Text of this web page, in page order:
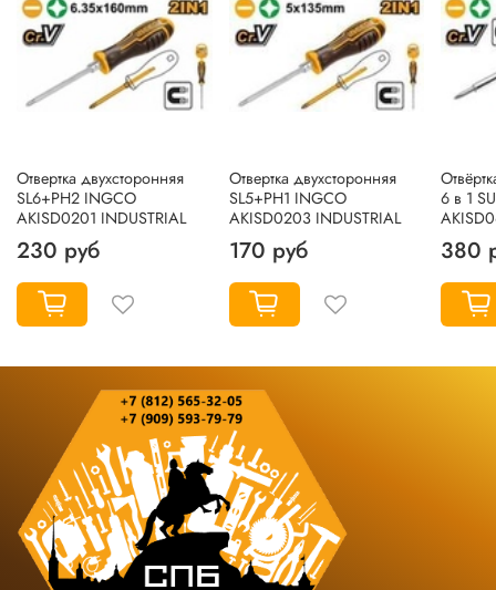
Отвертка двухсторонняя
SL6+PH2 INGCO
AKISD0201 INDUSTRIAL
230 руб
Отвертка двухсторонняя
SL5+PH1 INGCO
AKISD0203 INDUSTRIAL
170 руб
6 в 1
380